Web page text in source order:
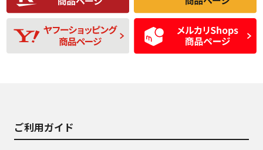
D
使用感や目立つ傷が
あり、一般的な中古
品
D
残り溝も少なく、偏
磨耗がみられ、短期
間使用できるくらい
の中古品
ご利用ガイド